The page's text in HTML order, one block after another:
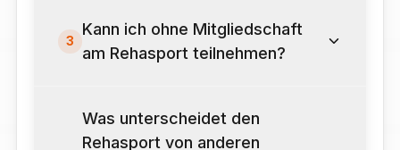
3
Kann ich ohne Mitgliedschaft
am Rehasport teilnehmen?
Was unterscheidet den
Rehasport von anderen